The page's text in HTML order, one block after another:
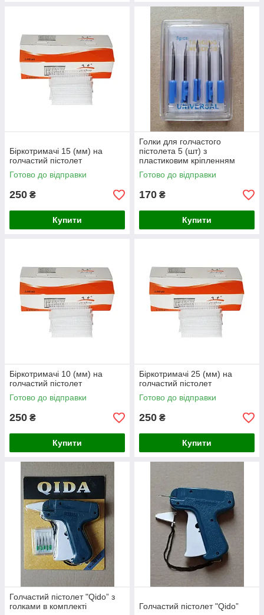
Біркотримачі 15 (мм) на
голчастий пістолет
Готово до відправки
250 ₴
Купити
Голки для голчастого
пістолета 5 (шт) з
пластиковим кріпленням
Готово до відправки
170 ₴
Купити
Біркотримачі 10 (мм) на
голчастий пістолет
Готово до відправки
250 ₴
Купити
Біркотримачі 25 (мм) на
голчастий пістолет
Готово до відправки
250 ₴
Купити
Голчастий пістолет "Qido” з
голками в комплекті
Голчастий пістолет "Qido”